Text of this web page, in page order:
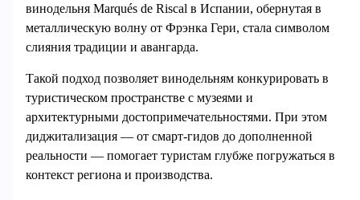
винодельня Marqués de Riscal в Испании, обернутая в
металлическую волну от Фрэнка Гери, стала символом
слияния традиции и авангарда.
Такой подход позволяет винодельням конкурировать в
туристическом пространстве с музеями и
архитектурными достопримечательностями. При этом
диджитализация — от смарт-гидов до дополненной
реальности — помогает туристам глубже погружаться в
контекст региона и производства.